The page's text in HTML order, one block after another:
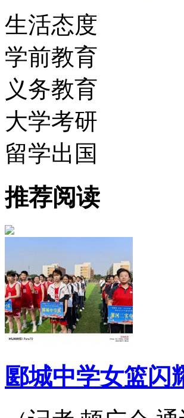
生活态度
学前教育
义务教育
大学考研
留学出国
推荐阅读
郾城中学女篮闪